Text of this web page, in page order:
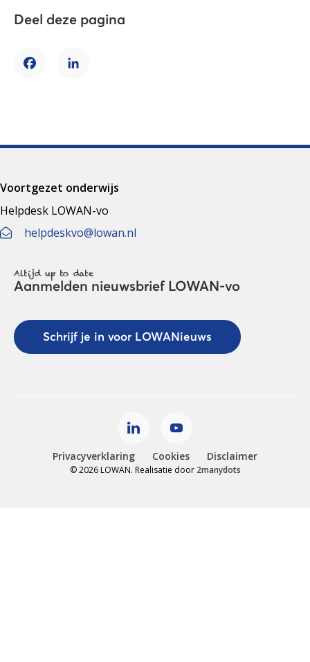
Deel deze pagina
FacebookLinkedIn
Voortgezet onderwijs
Helpdesk LOWAN-vo
helpdeskvo@lowan.nl
Altijd up to date
Aanmelden nieuwsbrief LOWAN-vo
Schrijf je in voor LOWANieuws
© 2026 LOWAN. Realisatie door 2manydots
Privacyverklaring Cookies Disclaimer